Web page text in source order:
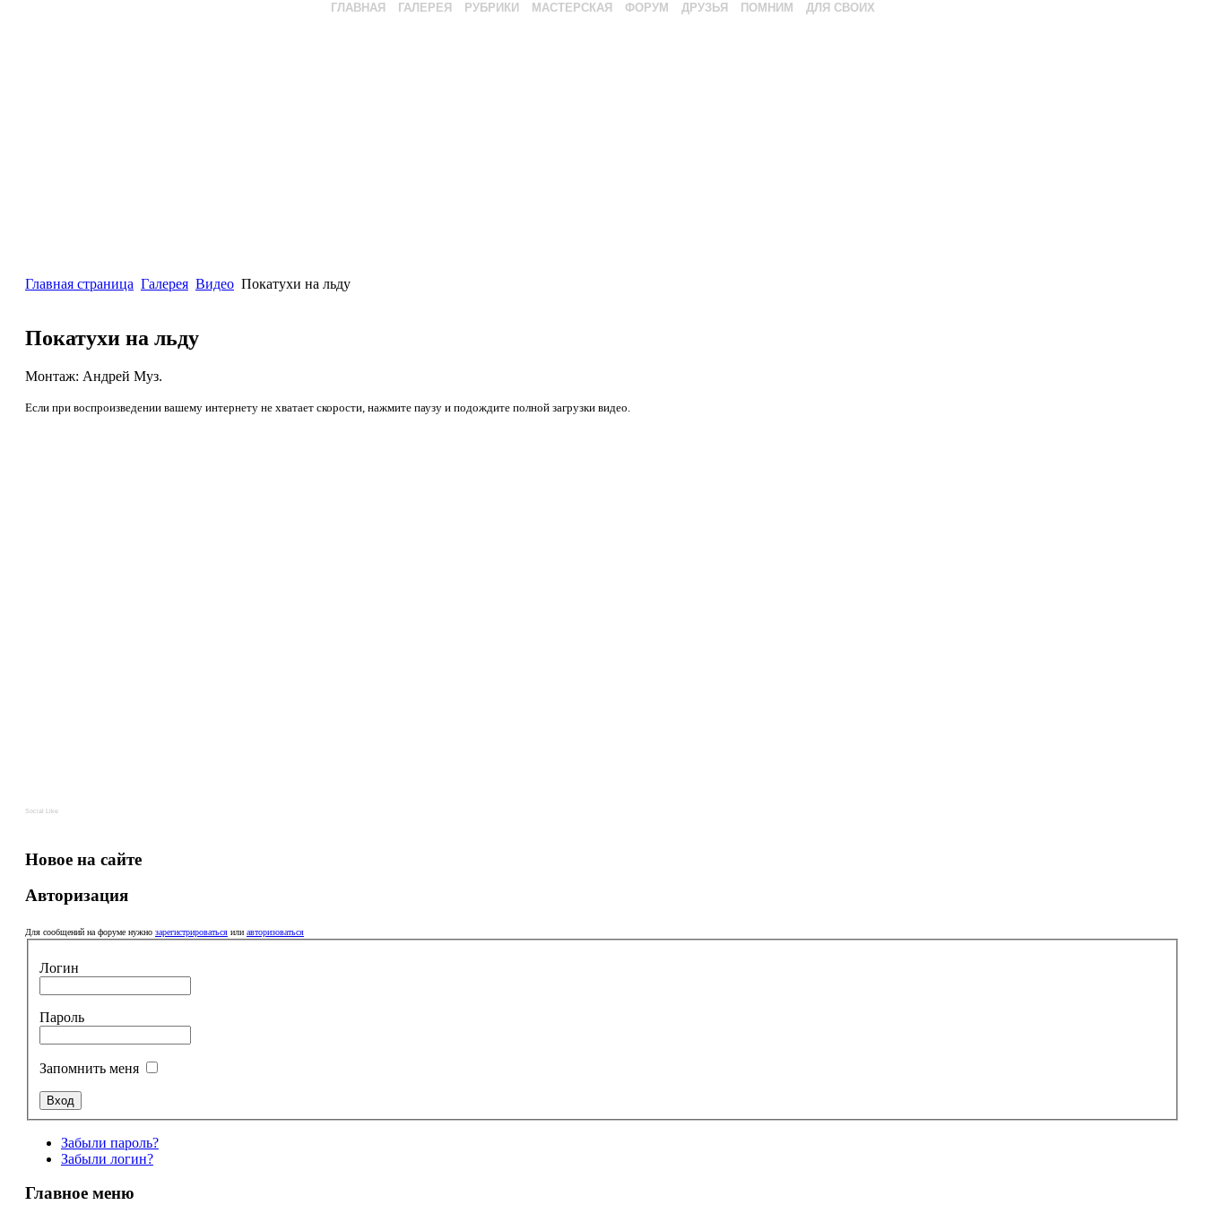
ГЛАВНАЯ ГАЛЕРЕЯ РУБРИКИ МАСТЕРСКАЯ ФОРУМ ДРУЗЬЯ ПОМНИМ ДЛЯ СВОИХ
Главная страница Галерея Видео Покатухи на льду
Покатухи на льду
Монтаж: Андрей Муз.
Если при воспроизведении вашему интернету не хватает скорости, нажмите паузу и подождите полной загрузки видео.
Social Like
Новое на сайте
Авторизация
Для сообщений на форуме нужно зарегистрироватьсяили авторизоваться
Логин
Пароль
Запомнить меня
Забыли пароль?
Забыли логин?
Главное меню